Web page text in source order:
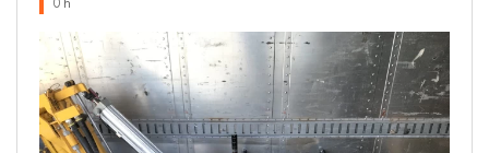
0 h